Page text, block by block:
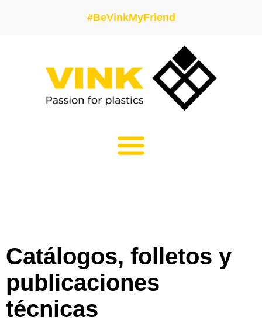
#BeVinkMyFriend
Catálogos, folletos y
publicaciones
técnicas